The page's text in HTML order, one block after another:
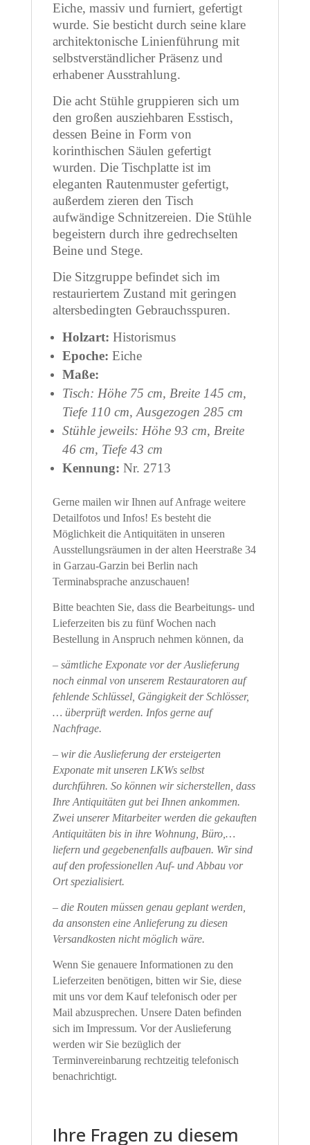
Eiche, massiv und furniert, gefertigt
wurde. Sie besticht durch seine klare
architektonische Linienführung mit
selbstverständlicher Präsenz und
erhabener Ausstrahlung.
Die acht Stühle gruppieren sich um
den großen ausziehbaren Esstisch,
dessen Beine in Form von
korinthischen Säulen gefertigt
wurden. Die Tischplatte ist im
eleganten Rautenmuster gefertigt,
außerdem zieren den Tisch
aufwändige Schnitzereien. Die Stühle
begeistern durch ihre gedrechselten
Beine und Stege.
Die Sitzgruppe befindet sich im
restauriertem Zustand mit geringen
altersbedingten Gebrauchsspuren.
Holzart: Historismus
Epoche: Eiche
Maße:
Tisch: Höhe 75 cm, Breite 145 cm,
Tiefe 110 cm, Ausgezogen 285 cm
Stühle jeweils: Höhe 93 cm, Breite
46 cm, Tiefe 43 cm
Kennung: Nr. 2713
Gerne mailen wir Ihnen auf Anfrage weitere
Detailfotos und Infos! Es besteht die
Möglichkeit die Antiquitäten in unseren
Ausstellungsräumen in der alten Heerstraße 34
in Garzau-Garzin bei Berlin nach
Terminabsprache anzuschauen!
Bitte beachten Sie, dass die Bearbeitungs- und
Lieferzeiten bis zu fünf Wochen nach
Bestellung in Anspruch nehmen können, da
– sämtliche Exponate vor der Auslieferung
noch einmal von unserem Restauratoren auf
fehlende Schlüssel, Gängigkeit der Schlösser,
… überprüft werden. Infos gerne auf
Nachfrage.
– wir die Auslieferung der ersteigerten
Exponate mit unseren LKWs selbst
durchführen. So können wir sicherstellen, dass
Ihre Antiquitäten gut bei Ihnen ankommen.
Zwei unserer Mitarbeiter werden die gekauften
Antiquitäten bis in ihre Wohnung, Büro,…
liefern und gegebenenfalls aufbauen. Wir sind
auf den professionellen Auf- und Abbau vor
Ort spezialisiert.
– die Routen müssen genau geplant werden,
da ansonsten eine Anlieferung zu diesen
Versandkosten nicht möglich wäre.
Wenn Sie genauere Informationen zu den
Lieferzeiten benötigen, bitten wir Sie, diese
mit uns vor dem Kauf telefonisch oder per
Mail abzusprechen. Unsere Daten befinden
sich im Impressum. Vor der Auslieferung
werden wir Sie bezüglich der
Terminvereinbarung rechtzeitig telefonisch
benachrichtigt.
Ihre Fragen zu diesem